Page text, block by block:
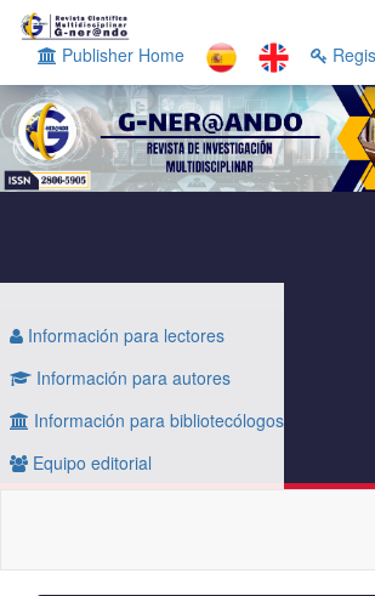
Navegación
principal
Contenido
principal
Barra
lateral
Publisher Home
Información para lectores
Información para autores
Información para bibliotecólogos
Equipo editorial